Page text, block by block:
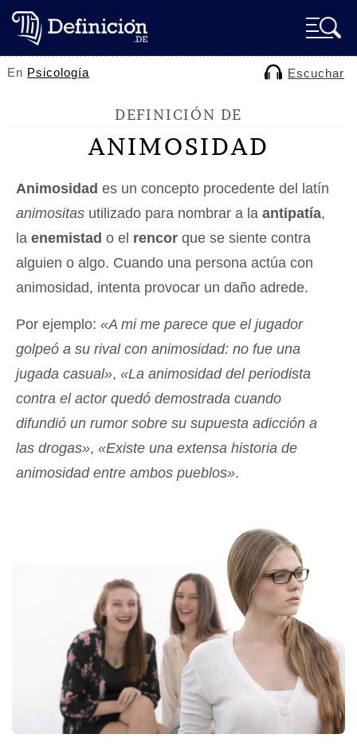
En Psicología Escuchar
DEFINICIÓN DE
ANIMOSIDAD
Animosidad es un concepto procedente del latín
animositas utilizado para nombrar a la antipatía,
la enemistad o el rencor que se siente contra
alguien o algo. Cuando una persona actúa con
animosidad, intenta provocar un daño adrede.
Por ejemplo: «A mi me parece que el jugador
golpeó a su rival con animosidad: no fue una
jugada casual», «La animosidad del periodista
contra el actor quedó demostrada cuando
difundió un rumor sobre su supuesta adicción a
las drogas», «Existe una extensa historia de
animosidad entre ambos pueblos».